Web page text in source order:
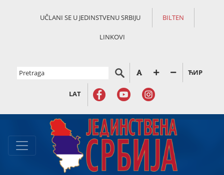
UČLANI SE U JEDINSTVENU SRBIJU BILTEN
LINKOVI
ЋИР
LAT